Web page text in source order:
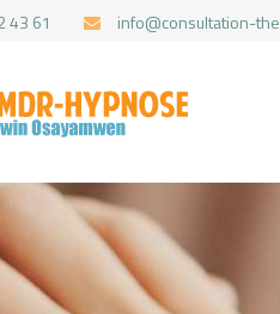
43 61 info@consultation-